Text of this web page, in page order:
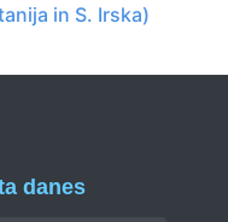
in S. Irska)
danes